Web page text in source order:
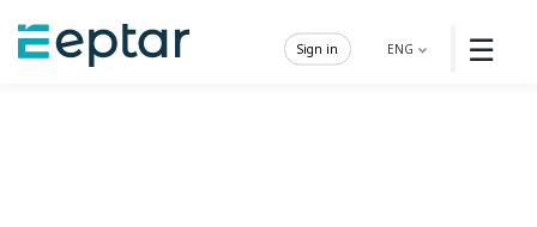
☰
ENG
Sign in